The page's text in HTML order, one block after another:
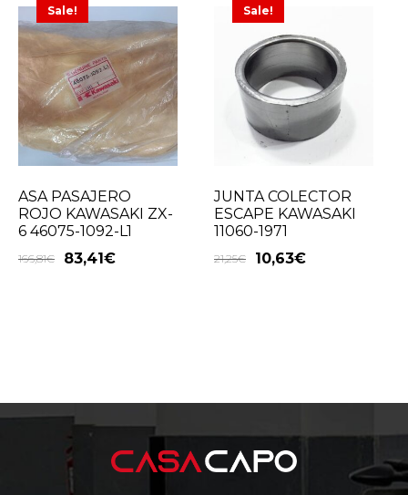
Sale!
ASA PASAJERO
ROJO KAWASAKI ZX-
6 46075-1092-L1
166,81€ 83,41€
Sale!
JUNTA COLECTOR
ESCAPE KAWASAKI
11060-1971
21,25€ 10,63€